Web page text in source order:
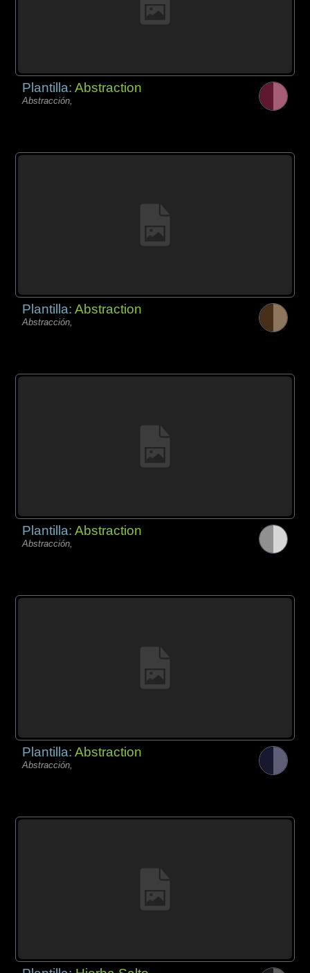
Plantilla:Abstraction
Abstracción,
Plantilla:Abstraction
Abstracción,
Plantilla:Abstraction
Abstracción,
Plantilla:Abstraction
Abstracción,